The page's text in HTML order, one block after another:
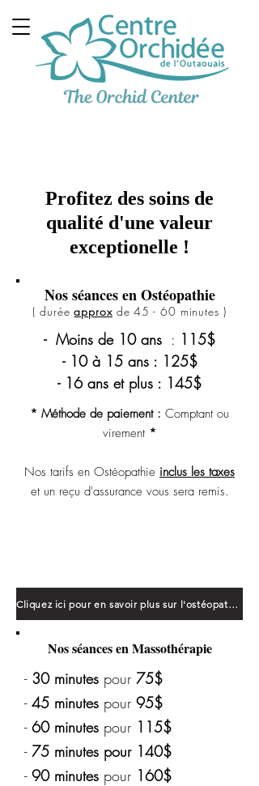
Profitez des soins de
qualité d'une valeur
exceptionelle !
Nos séances en Ostéopathie
( duréeapproxde 45 - 60 minutes )
- Moins de 10 ans : 115$
- 10 à 15 ans : 125$
- 16 ans et plus : 145$
* Méthode de paiement : Comptant ou
virement *
Nos tarifs en Ostéopathie inclus les taxes
et un reçu d'assurance vous sera remis.
Cliquez ici pour en savoir plus sur l'ostéopathie
Nos séances en Massothérapie
- 30 minutes pour 75$
- 45 minutes pour 95$
- 60 minutes pour 115$
-75 minutes pour 140$
- 90 minutes pour 160$